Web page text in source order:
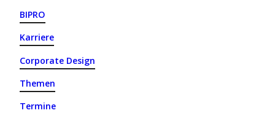
BIPRO
Karriere
Corporate Design
Themen
Termine